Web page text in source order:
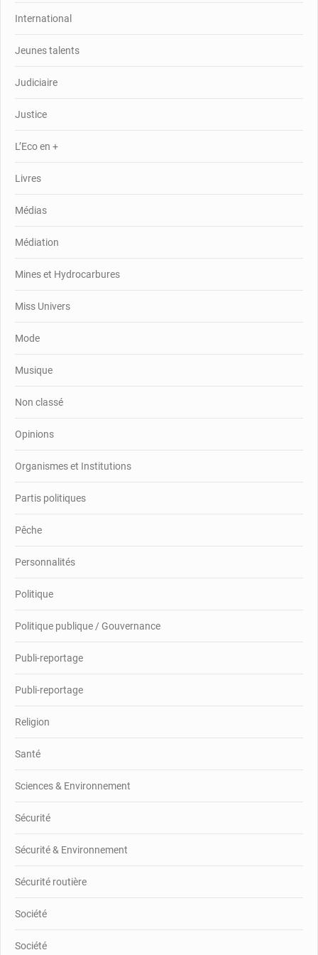
International
Jeunes talents
Judiciaire
Justice
L’Eco en +
Livres
Médias
Médiation
Mines et Hydrocarbures
Miss Univers
Mode
Musique
Non classé
Opinions
Organismes et Institutions
Partis politiques
Pêche
Personnalités
Politique
Politique publique / Gouvernance
Publi-reportage
Publi-reportage
Religion
Santé
Sciences & Environnement
Sécurité
Sécurité & Environnement
Sécurité routière
Société
Société